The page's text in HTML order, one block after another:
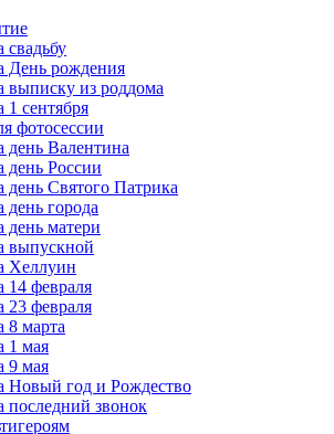
рождения
из роддома
сентября
фотосессии
Валентина
России
Святого Патрика
города
матери
выпускной
Хеллуин
февраля
февраля
марта
1 мая
9 мая
год и Рождество
звонок